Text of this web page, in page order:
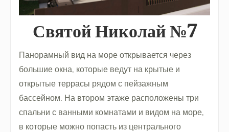
Святой Николай №7
Панорамный вид на море открывается через
большие окна, которые ведут на крытые и
открытые террасы рядом с пейзажным
бассейном. На втором этаже расположены три
спальни с ванными комнатами и видом на море,
в которые можно попасть из центрального